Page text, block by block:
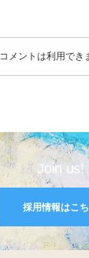
コメントは利用でき
Join us!
採用情報はこ